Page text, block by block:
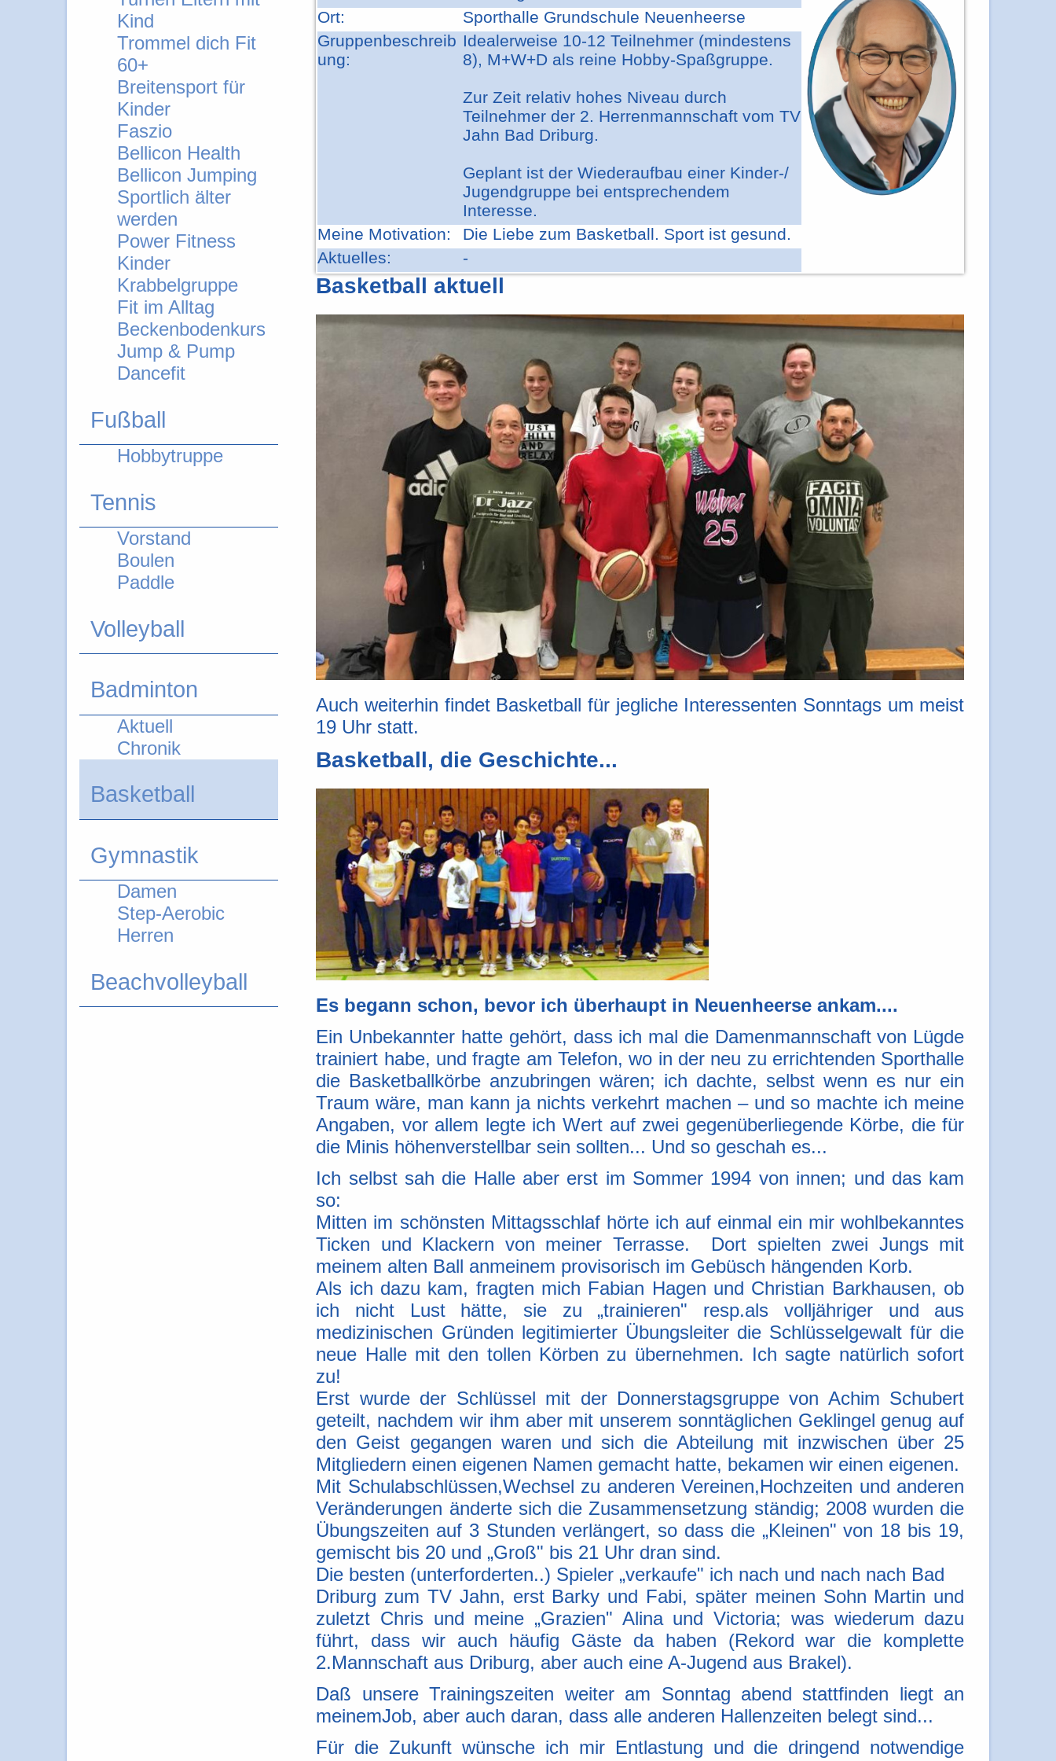
Kind
Trommel dich Fit
60+
Breitensport für
Kinder
Faszio
Bellicon Health
Bellicon Jumping
Sportlich älter
werden
Power Fitness
Kinder
Krabbelgruppe
Fit im Alltag
Beckenbodenkurs
Jump & Pump
Dancefit
Fußball
Hobbytruppe
Tennis
Vorstand
Boulen
Paddle
Volleyball
Badminton
Aktuell
Chronik
Basketball
Gymnastik
Damen
Step-Aerobic
Herren
Beachvolleyball
Ort:
Sporthalle Grundschule Neuenheerse
Gruppenbeschreib
ung:
Idealerweise 10-12 Teilnehmer (mindestens
8), M+W+D als reine Hobby-Spaßgruppe.
Zur Zeit relativ hohes Niveau durch
Teilnehmer der 2. Herrenmannschaft vom TV
Jahn Bad Driburg.
Geplant ist der Wiederaufbau einer Kinder-/
Jugendgruppe bei entsprechendem
Interesse.
Meine Motivation:
Die Liebe zum Basketball. Sport ist gesund.
Aktuelles:
-
Basketball aktuell
Auch weiterhin findet Basketball für jegliche Interessenten Sonntags um meist
19 Uhr statt.
Basketball, die Geschichte...
Es begann schon, bevor ich überhaupt in Neuenheerse ankam....
Ein Unbekannter hatte gehört, dass ich mal die Damenmannschaft von Lügde
trainiert habe, und fragte am Telefon, wo in der neu zu errichtenden Sporthalle
die Basketballkörbe anzubringen wären; ich dachte, selbst wenn es nur ein
Traum wäre, man kann ja nichts verkehrt machen – und so machte ich meine
Angaben, vor allem legte ich Wert auf zwei gegenüberliegende Körbe, die für
die Minis höhenverstellbar sein sollten... Und so geschah es...
Ich selbst sah die Halle aber erst im Sommer 1994 von innen; und das kam
so:
Mitten im schönsten Mittagsschlaf hörte ich auf einmal ein mir wohlbekanntes
Ticken und Klackern von meiner Terrasse. Dort spielten zwei Jungs mit
meinem alten Ball anmeinem provisorisch im Gebüsch hängenden Korb.
Als ich dazu kam, fragten mich Fabian Hagen und Christian Barkhausen, ob
ich nicht Lust hätte, sie zu „trainieren" resp.als volljähriger und aus
medizinischen Gründen legitimierter Übungsleiter die Schlüsselgewalt für die
neue Halle mit den tollen Körben zu übernehmen. Ich sagte natürlich sofort
zu!
Erst wurde der Schlüssel mit der Donnerstagsgruppe von Achim Schubert
geteilt, nachdem wir ihm aber mit unserem sonntäglichen Geklingel genug auf
den Geist gegangen waren und sich die Abteilung mit inzwischen über 25
Mitgliedern einen eigenen Namen gemacht hatte, bekamen wir einen eigenen.
Mit Schulabschlüssen,Wechsel zu anderen Vereinen,Hochzeiten und anderen
Veränderungen änderte sich die Zusammensetzung ständig; 2008 wurden die
Übungszeiten auf 3 Stunden verlängert, so dass die „Kleinen" von 18 bis 19,
gemischt bis 20 und „Groß" bis 21 Uhr dran sind.
Die besten (unterforderten..) Spieler „verkaufe" ich nach und nach nach Bad
Driburg zum TV Jahn, erst Barky und Fabi, später meinen Sohn Martin und
zuletzt Chris und meine „Grazien" Alina und Victoria; was wiederum dazu
führt, dass wir auch häufig Gäste da haben (Rekord war die komplette
2.Mannschaft aus Driburg, aber auch eine A-Jugend aus Brakel).
Daß unsere Trainingszeiten weiter am Sonntag abend stattfinden liegt an
meinemJob, aber auch daran, dass alle anderen Hallenzeiten belegt sind...
Für die Zukunft wünsche ich mir Entlastung und die dringend notwendige